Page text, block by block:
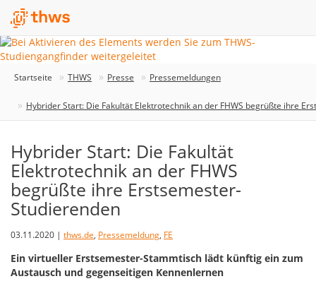
Startseite THWS Presse Pressemeldungen
Hybrider Start: Die Fakultät Elektrotechnik an der FHWS begrüßte ihre
Hybrider Start: Die Fakultät
Elektrotechnik an der FHWS
begrüßte ihre Erstsemester-
Studierenden
03.11.2020 | thws.de, Pressemeldung, FE
Ein virtueller Erstsemester-Stammtisch lädt künftig ein zum
Austausch und gegenseitigen Kennenlernen